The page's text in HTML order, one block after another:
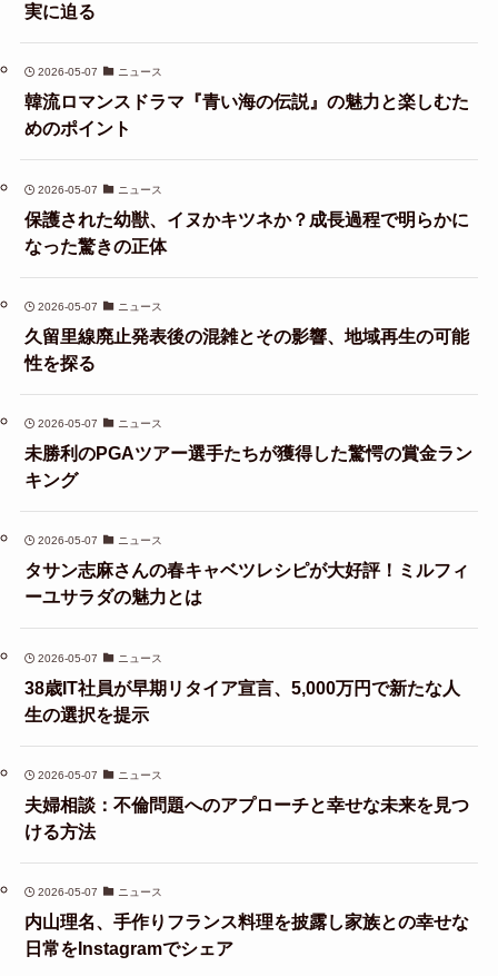
実に迫る
2026-05-07 ニュース
韓流ロマンスドラマ『青い海の伝説』の魅力と楽しむた
めのポイント
2026-05-07 ニュース
保護された幼獣、イヌかキツネか？成長過程で明らかに
なった驚きの正体
2026-05-07 ニュース
久留里線廃止発表後の混雑とその影響、地域再生の可能
性を探る
2026-05-07 ニュース
未勝利のPGAツアー選手たちが獲得した驚愕の賞金ラン
キング
2026-05-07 ニュース
タサン志麻さんの春キャベツレシピが大好評！ミルフィ
ーユサラダの魅力とは
2026-05-07 ニュース
38歳IT社員が早期リタイア宣言、5,000万円で新たな人
生の選択を提示
2026-05-07 ニュース
夫婦相談：不倫問題へのアプローチと幸せな未来を見つ
ける方法
2026-05-07 ニュース
内山理名、手作りフランス料理を披露し家族との幸せな
日常をInstagramでシェア